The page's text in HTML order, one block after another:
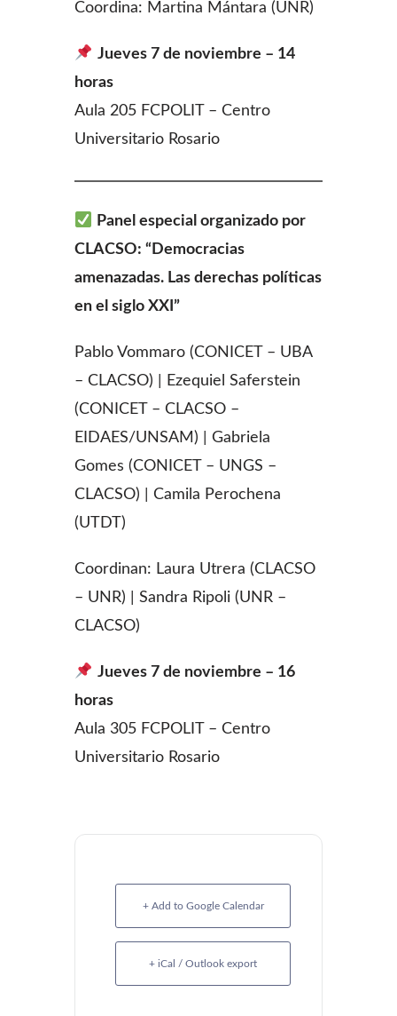
Coordina: Martina Mántara (UNR)
Jueves 7 de noviembre – 14
horas
Aula 205 FCPOLIT – Centro
Universitario Rosario
Panel especial organizado por
CLACSO: “Democracias
amenazadas. Las derechas políticas
en el siglo XXI”
Pablo Vommaro (CONICET – UBA
– CLACSO) | Ezequiel Saferstein
(CONICET – CLACSO –
EIDAES/UNSAM) | Gabriela
Gomes (CONICET – UNGS –
CLACSO) | Camila Perochena
(UTDT)
Coordinan: Laura Utrera (CLACSO
– UNR) | Sandra Ripoli (UNR –
CLACSO)
Jueves 7 de noviembre – 16
horas
Aula 305 FCPOLIT – Centro
Universitario Rosario
+ Add to Google Calendar
+ iCal / Outlook export